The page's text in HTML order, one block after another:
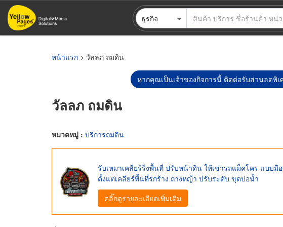
ข้าม
ไป
ธุรกิจ
หน้าแรก > วัลลภ ถมดิน
หากคุณเป็นเจ้าของกิจการนี้ ติดต่อรับส่วนลดพิเ
วัลลภ ถมดิน
หมวดหมู่ : บริการถมดิน
รับเหมาเคลียร์ริ่งพื้นที่ ปรับหน้าดิน ให้เช่ารถแม็คโคร แบบมื
ตั้งแต่เคลียร์พื้นที่รกร้าง ถางหญ้า ปรับระดับ ขุดบ่อน้ำ
คลิ๊กดูรายละเอียดเพิ่มเติม